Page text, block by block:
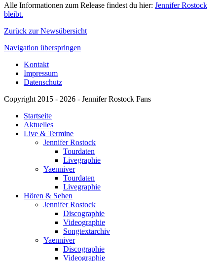
Alle Informationen zum Release findest du hier: Jennifer Rostock
bleibt.
Zurück zur Newsübersicht
Navigation überspringen
Kontakt
Impressum
Datenschutz
Copyright 2015 - 2026 - Jennifer Rostock Fans
Startseite
Aktuelles
Live & Termine
Jennifer Rostock
Tourdaten
Livegraphie
Yaenniver
Tourdaten
Livegraphie
Hören & Sehen
Jennifer Rostock
Discographie
Videographie
Songtextarchiv
Yaenniver
Discographie
Videographie